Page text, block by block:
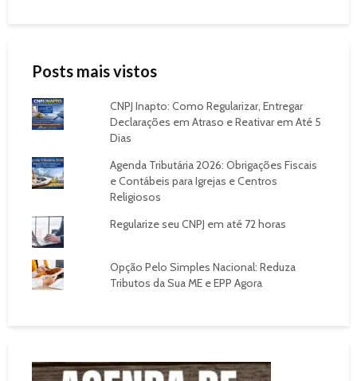
Posts mais vistos
CNPJ Inapto: Como Regularizar, Entregar
Declarações em Atraso e Reativar em Até 5
Dias
Agenda Tributária 2026: Obrigações Fiscais
e Contábeis para Igrejas e Centros
Religiosos
Regularize seu CNPJ em até 72 horas
Opção Pelo Simples Nacional: Reduza
Tributos da Sua ME e EPP Agora